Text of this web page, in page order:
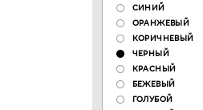
СИНИЙ
ОРАНЖЕВЫЙ
КОРИЧНЕВЫЙ
ЧЕРНЫЙ
КРАСНЫЙ
БЕЖЕВЫЙ
ГОЛУБОЙ